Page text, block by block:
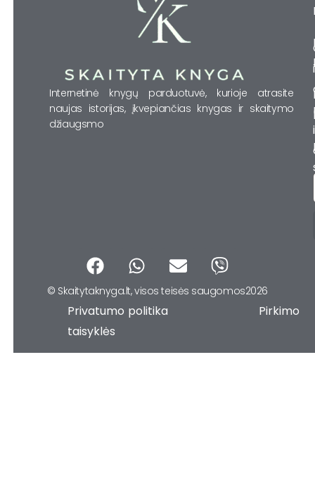
Internetinė knygų parduotuvė, kurioje atrasite
naujas istorijas, įkvepiančias knygas ir skaitymo
džiaugsmo
F
a
c
e
b
o
W
h
a
t
a
E
n
v
o
V
b
© Skaitytaknyga.lt, visos teisės saugomos2026
Privatumo politika Pirkimo
taisyklės